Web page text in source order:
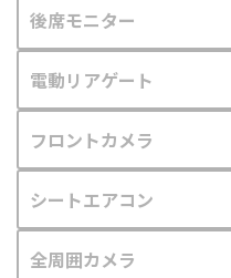
後席モニター
電動リアゲート
フロントカメラ
シートエアコン
全周囲カメラ